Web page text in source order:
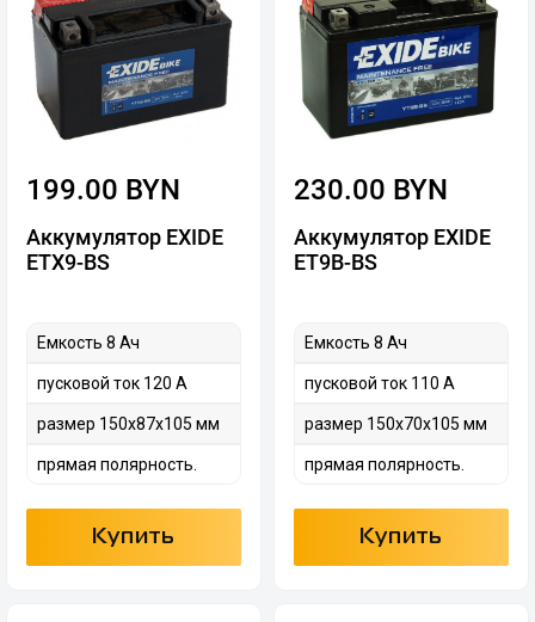
199.00 BYN
Аккумулятор EXIDE
ETX9-BS
Емкость 8 Ач
пусковой ток 120 А
размер 150х87х105 мм
прямая полярность.
Купить
230.00 BYN
Аккумулятор EXIDE
ET9B-BS
Емкость 8 Ач
пусковой ток 110 А
размер 150х70х105 мм
прямая полярность.
Купить